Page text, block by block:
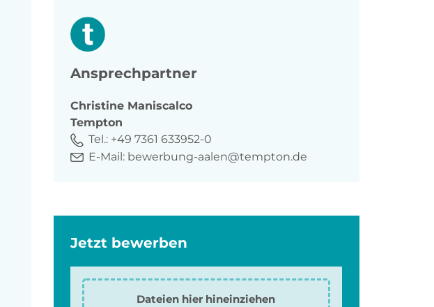
Ansprechpartner
Christine Maniscalco
Tempton
Tel.: +49 7361 633952-0
E-Mail: bewerbung-aalen@tempton.de
Jetzt bewerben
Dateien hier hineinziehen